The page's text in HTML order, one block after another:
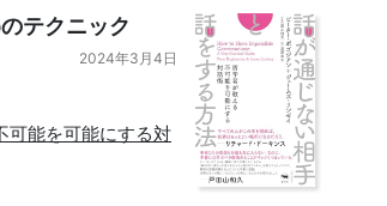
テクニック
2024年3月4日
可能を可能にする対